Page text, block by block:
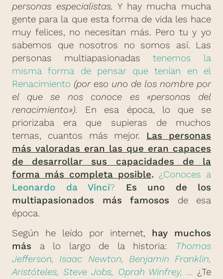
personas especialistas.Y hay mucha mucha
gente para la que esta forma de vida les hace
muy felices, no necesitan más. Pero tu y yo
sabemos que nosotros no somos así. Las
personas multiapasionadas tenemos la
misma forma de pensar que tenían en el
Renacimiento (por eso uno de los nombre por
el que se nos conoce es «personas del
renacimiento»). En esa época, lo que se
priorizaba era que supieras de muchos
temas, cuantos más mejor. Las personas
más valoradas eran las que eran capaces
de desarrollar sus capacidades de la
forma más completa posible. ¿Conoces a
Leonardo da Vinci?
Es uno de los
multiapasionados más famosos de esa
época.
Según he leído por internet, hay muchos
más a lo largo de la historia: Thomas
Jefferson, Isaac Newton, Benjamin Franklin,
Aristóteles, Steve Jobs, Oprah Winfrey, … ¿Te